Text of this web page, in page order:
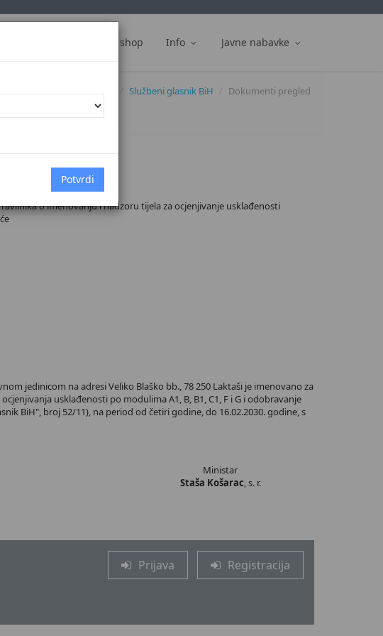
Web shop Info Javne nabavke
Početna Dokumenti Službeni glasnik BiH Dokumenti pregled
o imenovanju i nadzoru tijela za ocjenjivanje usklađenosti
jedinicom na adresi Veliko Blaško bb., 78 250 Laktaši je imenovano za
usklađenosti po modulima A1, B, B1, C1, F i G i odobravanje
BiH", broj 52/11), na period od četiri godine, do 16.02.2030. godine, s
Ministar
Staša Košarac, s. r.
Prijava Registracija